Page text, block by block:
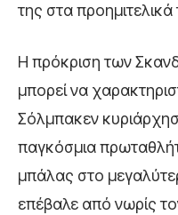
της στα
Η πρόκριση των
μπορεί να
Σόλμπακεν
παγκόσμια
μπάλας στο
επέβαλε από νωρίς